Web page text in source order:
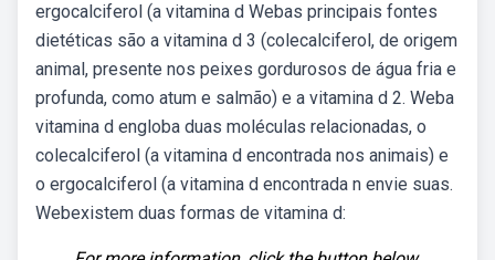
ergocalciferol (a vitamina d Webas principais fontes
dietéticas são a vitamina d 3 (colecalciferol, de origem
animal, presente nos peixes gordurosos de água fria e
profunda, como atum e salmão) e a vitamina d 2. Weba
vitamina d engloba duas moléculas relacionadas, o
colecalciferol (a vitamina d encontrada nos animais) e
o ergocalciferol (a vitamina d encontrada n envie suas.
Webexistem duas formas de vitamina d: